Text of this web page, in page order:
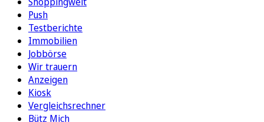
Push
Testberichte
Immobilien
Jobbörse
Wir trauern
Anzeigen
Kiosk
Vergleichsrechner
Bütz Mich